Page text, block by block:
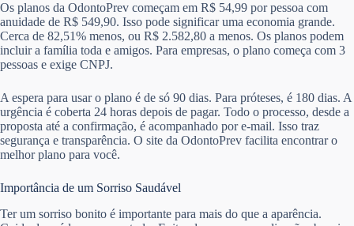
Os planos da OdontoPrev começam em R$ 54,99 por pessoa com
anuidade de R$ 549,90. Isso pode significar uma economia grande.
Cerca de 82,51% menos, ou R$ 2.582,80 a menos. Os planos podem
incluir a família toda e amigos. Para empresas, o plano começa com 3
pessoas e exige CNPJ.
A espera para usar o plano é de só 90 dias. Para próteses, é 180 dias. A
urgência é coberta 24 horas depois de pagar. Todo o processo, desde a
proposta até a confirmação, é acompanhado por e-mail. Isso traz
segurança e transparência. O site da OdontoPrev facilita encontrar o
melhor plano para você.
Importância de um Sorriso Saudável
Ter um sorriso bonito é importante para mais do que a aparência.